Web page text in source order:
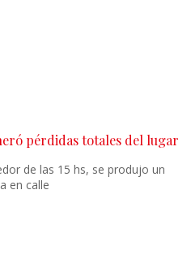
pérdidas totales del lugar
de las 15 hs, se produjo un
en calle